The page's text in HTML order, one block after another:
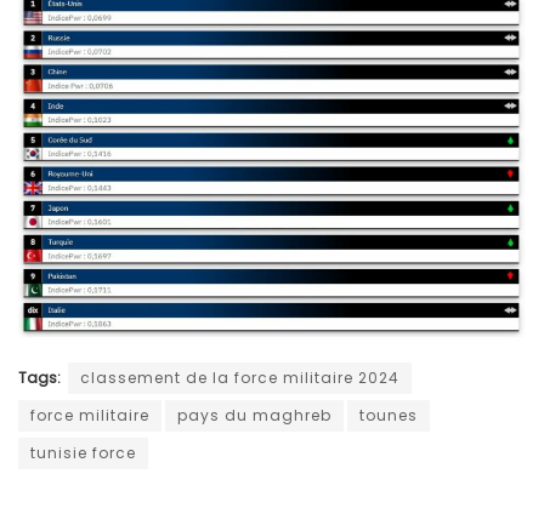
Tags:
classement de la force militaire 2024
force militaire
pays du maghreb
tounes
tunisie force